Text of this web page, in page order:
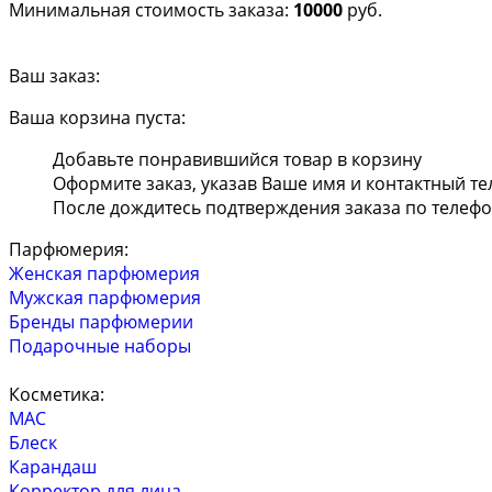
Минимальная стоимость заказа: 10000 руб.
Ваш заказ:
Ваша корзина пуста:
Добавьте понравившийся товар в корзину
Оформите заказ, указав Ваше имя и контактный
После дождитесь подтверждения заказа по
Парфюмерия:
Женская парфюмерия
Мужская парфюмерия
Бренды парфюмерии
Подарочные наборы
Косметика:
MAC
Блеск
Карандаш